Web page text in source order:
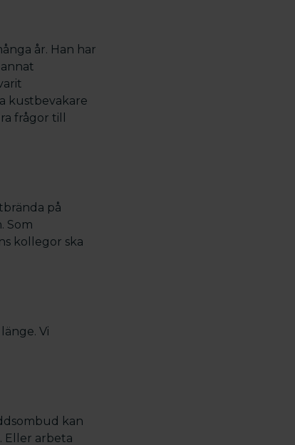
år. Han har
kustbevakare
frågor till
på
Som
kollegor ska
Vi
kan
Eller arbeta